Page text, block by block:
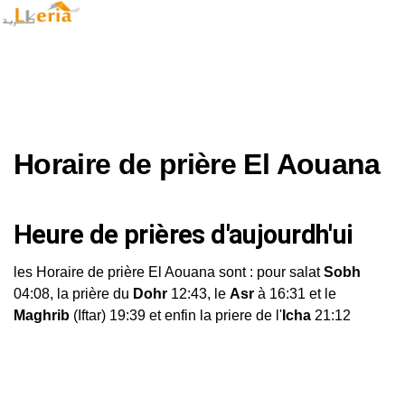
Horaire de prière El Aouana
Heure de prières d'aujourdh'ui
les Horaire de prière El Aouana sont : pour salatSobh
04:08, la prière du Dohr 12:43, le Asr à 16:31 et le
Maghrib (Iftar) 19:39 et enfin la priere de l' Icha 21:12